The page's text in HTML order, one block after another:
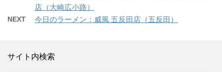
店（大崎広小路）
NEXT 今日のラーメン：威風 五反田店（五反田）
サイト内検索